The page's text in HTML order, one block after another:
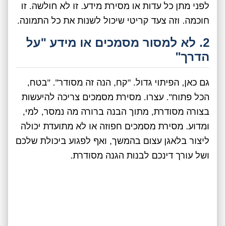
לפני מתן כל עדות או מסירת מידע. זו לא חולשה. זו
חוכמה. וזה צעד קריטי שיכול לשנות את כל התמונה.
2. לא למסור מסמכים או מידע "על
הדרך"
גם כאן, הפיתוי גדול. "קח, הנה זה מסודר". "בטח,
הכל פתוח". עצרו. מסירת מסמכים צריכה להיעשות
בצורה מסודרת, מתוך הבנה ברורה מה נמסר, למי,
ומדוע. מסירת מסמכים חפוזה או לא מתועדת יכולה
ליצור בלאגן עצום בהמשך, ואף לפגוע ביכולת שלכם
ושל עורך דינכם לבנות הגנה מסודרת.